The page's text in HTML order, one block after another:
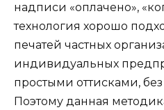
надписи «оплачено»,
технология хорошо
печатей частных
индивидуальных
простыми оттисками,
Поэтому данная